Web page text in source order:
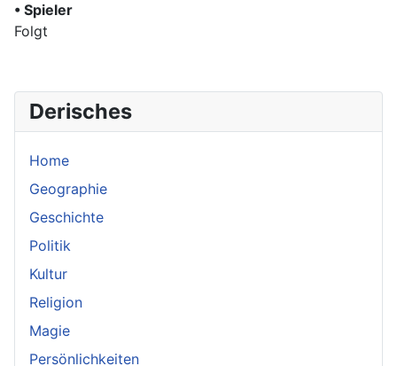
Derisches
Home
Geographie
Geschichte
Politik
Kultur
Religion
Magie
Persönlichkeiten
• Spieler
Folgt